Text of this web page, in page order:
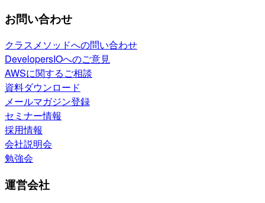
お問い合わせ
クラスメソッドへの問い合わせ
DevelopersIOへのご意見
AWSに関するご相談
資料ダウンロード
メールマガジン登録
セミナー情報
採用情報
会社説明会
勉強会
運営会社